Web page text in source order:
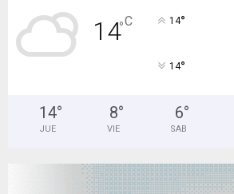
14°C 14°
14°
14°
JUE
8°
VIE
6°
SAB